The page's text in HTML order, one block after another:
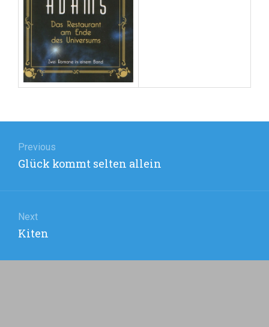
Previous
Previous
Glück kommt selten allein
Next
Next
Kiten